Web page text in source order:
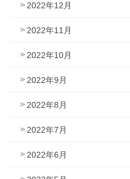
2022年12月
2022年11月
2022年10月
2022年9月
2022年8月
2022年7月
2022年6月